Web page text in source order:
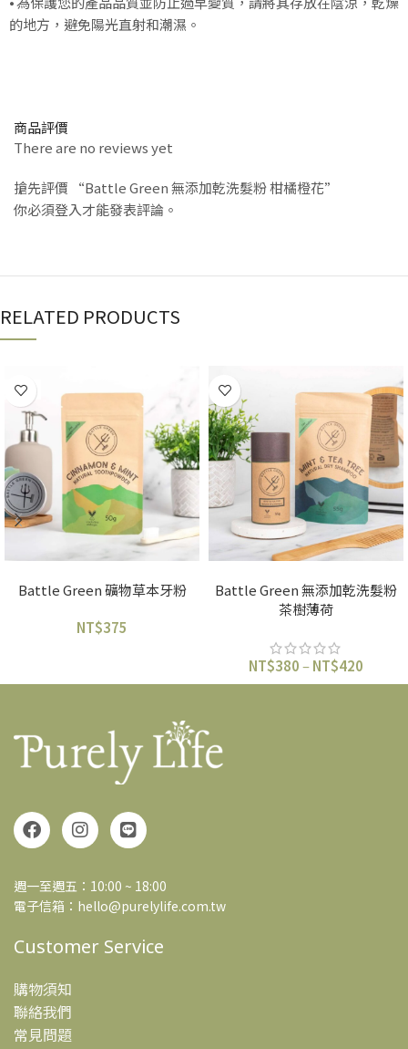
的地方，避免陽光直射和潮濕。
商品評價
There are no reviews yet
搶先評價 “Battle Green 無添加乾洗髮粉 柑橘橙花”
你必須登入才能發表評論。
RELATED PRODUCTS
售罄
Battle Green 礦物草本牙粉
NT$375
Battle Green 無添加乾洗髮粉
茶樹薄荷
NT$380–NT$420
週一至週五：10:00 ~ 18:00
電子信箱：hello@purelylife.com.tw
Customer Service
購物須知
聯絡我們
常見問題